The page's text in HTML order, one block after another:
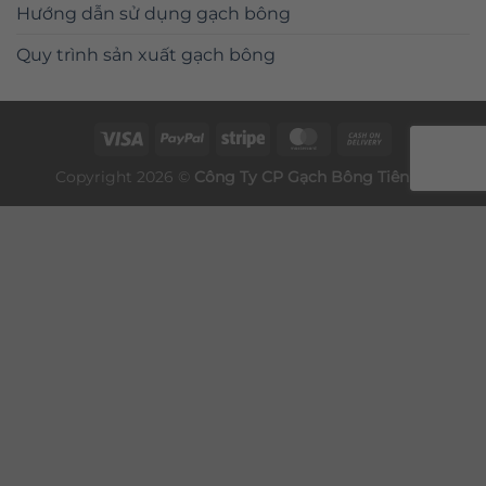
Hướng dẫn sử dụng gạch bông
Quy trình sản xuất gạch bông
Copyright 2026 © Công Ty CP Gạch Bông Tiên Sa